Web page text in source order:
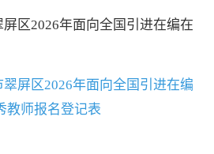
屏区2026年面向全国引进在编在
翠屏区2026年面向全国引进在编
教师报名登记表